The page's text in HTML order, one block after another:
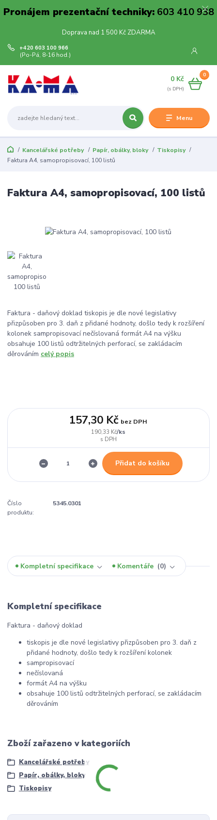
Pronájem prezentační techniky:603 410 938
Doprava nad 1 500 Kč ZDARMA
Menu
+420 603 100 966
(Po-Pá, 8-16 hod.)
0
0 Kč
Kancelářské potřeby Papír, obálky, bloky
Tiskopisy
Faktura A4, samopropisovací, 100 listů
Faktura A4, samopropisovací, 100 listů
Faktura - daňový doklad tiskopis je dle nové legislativy
přizpůsoben pro 3. daň z přidané hodnoty, došlo tedy k rozšíření
kolonek sampropisovací nečíslovaná formát A4 na výšku
obsahuje 100 listů odtržitelných perforací, se zakládacím
děrováním celý popis
190,33 Kč/ks
157,30 Kč bez DPH
Přidat do košíku
Číslo
produktu:
5345.0301
Kompletní specifikace Komentáře 0
Kompletní specifikace
Faktura - daňový doklad
tiskopis je dle nové legislativy přizpůsoben pro 3. daň z
přidané hodnoty, došlo tedy k rozšíření kolonek
sampropisovací
nečíslovaná
formát A4 na výšku
obsahuje 100 listů odtržitelných perforací, se zakládacím
děrováním
Zboží zařazeno v kategoriích
Kancelářské potřeby
Papír, obálky, bloky
Tiskopisy